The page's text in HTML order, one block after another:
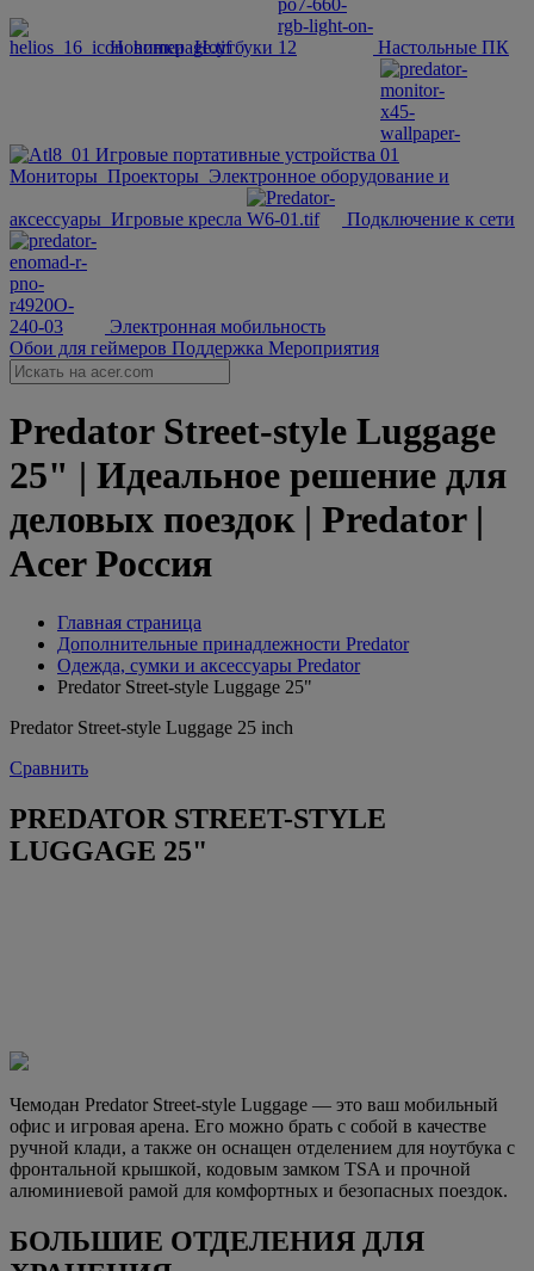
Новинки Ноутбуки Настольные ПК
Игровые портативные устройства
Мониторы Проекторы Электронное оборудование и
аксессуары Игровые кресла Подключение к сети
Электронная мобильность
Обои для геймеров Поддержка Мероприятия
Predator Street-style Luggage
25" | Идеальное решение для
деловых поездок | Predator |
Acer Россия
Главная страница
Дополнительные принадлежности Predator
Одежда, сумки и аксессуары Predator
Predator Street-style Luggage 25"
Predator Street-style Luggage 25 inch
Сравнить
PREDATOR STREET-STYLE
LUGGAGE 25"
Чемодан Predator Street-style Luggage — это ваш мобильный
офис и игровая арена. Его можно брать с собой в качестве
ручной клади, а также он оснащен отделением для ноутбука с
фронтальной крышкой, кодовым замком TSA и прочной
алюминиевой рамой для комфортных и безопасных поездок.
БОЛЬШИЕ ОТДЕЛЕНИЯ ДЛЯ